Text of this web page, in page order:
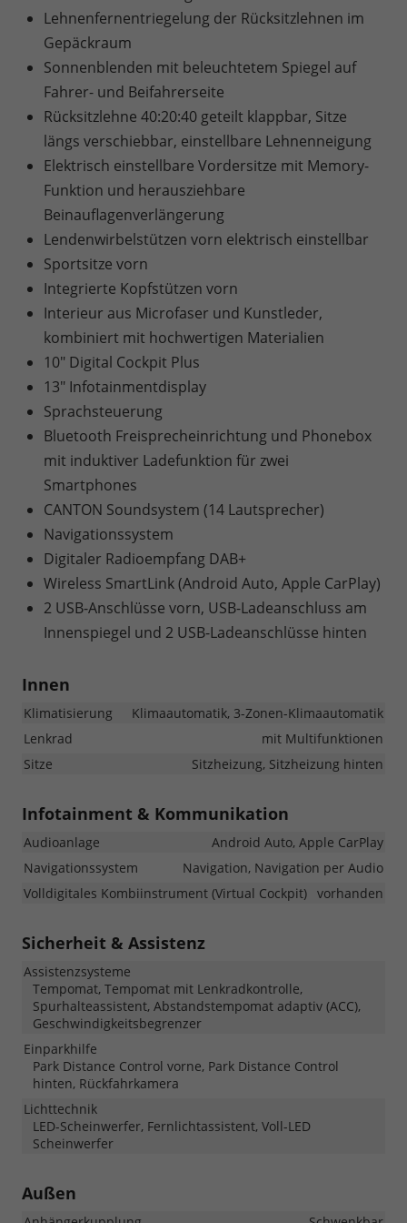
Lehnenfernentriegelung der Rücksitzlehnen im
Gepäckraum
Sonnenblenden mit beleuchtetem Spiegel auf
Fahrer- und Beifahrerseite
Rücksitzlehne 40:20:40 geteilt klappbar, Sitze
längs verschiebbar, einstellbare Lehnenneigung
Elektrisch einstellbare Vordersitze mit Memory-
Funktion und herausziehbare
Beinauflagenverlängerung
Lendenwirbelstützen vorn elektrisch einstellbar
Sportsitze vorn
Integrierte Kopfstützen vorn
Interieur aus Microfaser und Kunstleder,
kombiniert mit hochwertigen Materialien
10" Digital Cockpit Plus
13" Infotainmentdisplay
Sprachsteuerung
Bluetooth Freisprecheinrichtung und Phonebox
mit induktiver Ladefunktion für zwei
Smartphones
CANTON Soundsystem (14 Lautsprecher)
Navigationssystem
Digitaler Radioempfang DAB+
Wireless SmartLink (Android Auto, Apple CarPlay)
2 USB-Anschlüsse vorn, USB-Ladeanschluss am
Innenspiegel und 2 USB-Ladeanschlüsse hinten
Innen
Klimatisierung
Klimaautomatik, 3-Zonen-Klimaautomatik
Lenkrad
mit Multifunktionen
Sitze
Sitzheizung, Sitzheizung hinten
Infotainment & Kommunikation
Audioanlage
Android Auto, Apple CarPlay
Navigationssystem
Navigation, Navigation per Audio
Volldigitales Kombiinstrument (Virtual Cockpit) vorhanden
Sicherheit & Assistenz
Assistenzsysteme
Tempomat, Tempomat mit Lenkradkontrolle,
Spurhalteassistent, Abstandstempomat adaptiv (ACC),
Geschwindigkeitsbegrenzer
Einparkhilfe
Park Distance Control vorne, Park Distance Control
hinten, Rückfahrkamera
Lichttechnik
LED-Scheinwerfer, Fernlichtassistent, Voll-LED
Scheinwerfer
Außen